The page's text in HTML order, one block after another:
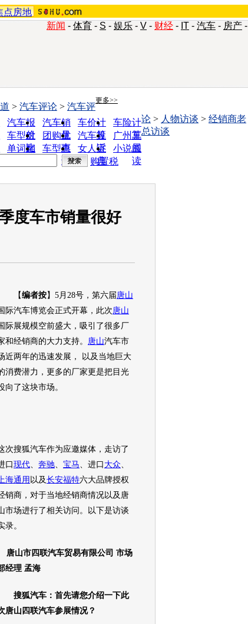
点房地
新闻 - 体育 - S - 娱乐 - V - 财经 - IT - 汽车 - 房产 -
更多>>
汽车报
价
汽车销
量
车价计
算
车险计
算
车型对
比
团购优
惠
汽车投
诉
广州车
展
单词翻
车型查
询
女人宝
典
小说阅
读
> 汽车评论 > 汽车评
论 > 人物访谈 > 经销商老
总访谈
购置税
度车市销量很好
【编者按】5月28号，第六届 唐山
际汽车博览会正式开幕，此次 唐山
际展规模空前盛大，吸引了很多厂
和经销商的大力支持。
唐山汽车市
近两年的迅速发展， 以及当地巨大
消费潜力，更多的厂家更是把目光
向了这块市场。
次搜狐汽车作为应邀媒体，走访了
口 现代 奔驰 宝马 、进口 大众
上海通用 以及长安福特六大品牌授权
销商，对于当地经销商情况以及唐
市场进行了相关访问。以下是访谈
录。
唐山市四联汽车贸易有限公司 市场
经理 孟海
搜狐汽车：首先请您介绍一下此
唐山四联汽车参展情况？